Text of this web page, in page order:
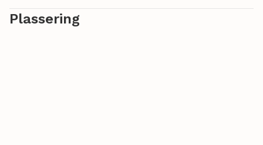
Plassering